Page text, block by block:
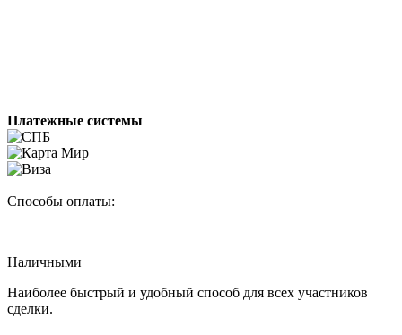
Платежные системы
Способы оплаты:
Наличными
Наиболее быстрый и удобный способ для всех участников
сделки.